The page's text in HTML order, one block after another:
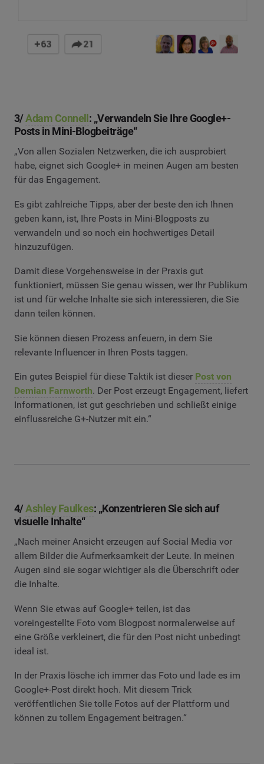
3/Adam Connell : „Verwandeln Sie Ihre Google+-
Posts in Mini-Blogbeiträge“
„Von allen Sozialen Netzwerken, die ich ausprobiert
habe, eignet sich Google+ in meinen Augen am besten
für das Engagement.
Es gibt zahlreiche Tipps, aber der beste den ich Ihnen
geben kann, ist, Ihre Posts in Mini-Blogposts zu
verwandeln und so noch ein hochwertiges Detail
hinzuzufügen.
Damit diese Vorgehensweise in der Praxis gut
funktioniert, müssen Sie genau wissen, wer Ihr Publikum
ist und für welche Inhalte sie sich interessieren, die Sie
dann teilen können.
Sie können diesen Prozess anfeuern, in dem Sie
relevante Influencer in Ihren Posts taggen.
Ein gutes Beispiel für diese Taktik ist dieser Post von
Demian Farnworth. Der Post erzeugt Engagement, liefert
Informationen, ist gut geschrieben und schließt einige
einflussreiche G+-Nutzer mit ein.“
4/Ashley Faulkes: „Konzentrieren Sie sich auf
visuelle Inhalte“
„Nach meiner Ansicht erzeugen auf Social Media vor
allem Bilder die Aufmerksamkeit der Leute. In meinen
Augen sind sie sogar wichtiger als die Überschrift oder
die Inhalte.
Wenn Sie etwas auf Google+ teilen, ist das
voreingestellte Foto vom Blogpost normalerweise auf
eine Größe verkleinert, die für den Post nicht unbedingt
ideal ist.
In der Praxis lösche ich immer das Foto und lade es im
Google+-Post direkt hoch. Mit diesem Trick
veröffentlichen Sie tolle Fotos auf der Plattform und
können zu tollem Engagement beitragen.“